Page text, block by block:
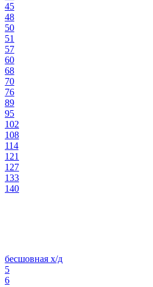
45
48
50
51
57
60
68
70
76
89
95
102
108
114
121
127
133
140
бесшовная х/д
5
6